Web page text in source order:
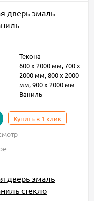
дверь эмаль
Текона
600 х 2000 мм, 700 х
2000 мм, 800 х 2000
мм, 900 х 2000 мм
Ваниль
Купить в 1 клик
дверь эмаль
стекло